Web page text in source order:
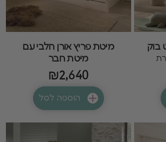
בוק
מיטת פריץ אורן חלבי עם
מיטת חבר
₪2,640
הוספה לסל